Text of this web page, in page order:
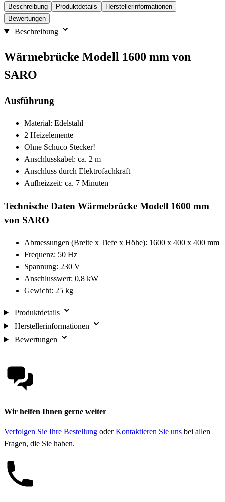
Beschreibung Produktdetails
Herstellerinformationen
Bewertungen
Beschreibung
Wärmebrücke Modell 1600 mm von
SARO
Ausführung
Material: Edelstahl
2 Heizelemente
Ohne Schuco Stecker!
Anschlusskabel: ca. 2 m
Anschluss durch Elektrofachkraft
Aufheizzeit: ca. 7 Minuten
Technische Daten Wärmebrücke Modell 1600 mm
von SARO
Abmessungen (Breite x Tiefe x Höhe): 1600 x 400 x 400 mm
Frequenz: 50 Hz
Spannung: 230 V
Anschlusswert: 0,8 kW
Gewicht: 25 kg
Produktdetails
Herstellerinformationen
Bewertungen
Wir helfen Ihnen gerne weiter
Verfolgen Sie Ihre Bestellung oderKontaktieren Sie uns bei allen
Fragen, die Sie haben.